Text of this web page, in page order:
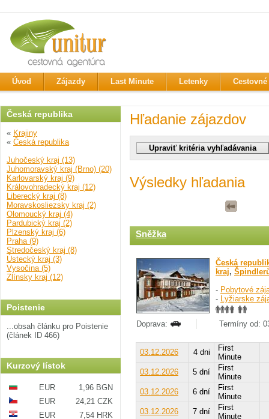
Úvod Zájazdy Last Minute Letenky
Česká republika
« Krajiny
« Česká republika
Juhočeský kraj (13)
Juhomoravský kraj (Brno) (20)
Karlovarský kraj (9)
Královohradecký kraj (12)
Liberecký kraj (8)
Moravskosliezsky kraj (2)
Olomoucký kraj (4)
Pardubický kraj (2)
Plzenský kraj (6)
Praha (9)
Stredočeský kraj (8)
Ústecký kraj (3)
Vysočina (5)
Zlínsky kraj (12)
Poistenie
...obsah článku pro Poistenie
(článek ID 466)
Kurzový lístok
EUR
1,96 BGN
EUR
24,21 CZK
EUR
7,54 HRK
Hľadanie zájazdov
Výsledky hľadania
Sněžka
Česká
kraj,
- Pobytové
- Lyžiarske
Doprava: Termíny od:
03.12.2026 4 dni
First
Minute
03.12.2026
5 dní
First
Minute
03.12.2026
6 dní
First
Minute
03.12.2026
7 dní
First
Minute